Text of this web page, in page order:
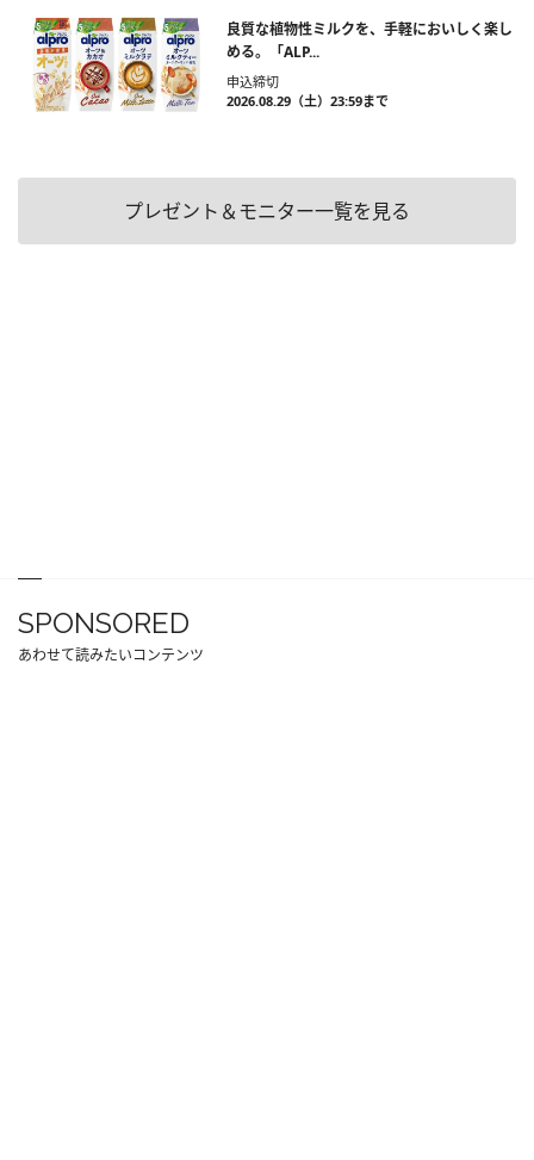
良質な植物性ミルクを、手軽においしく楽し
める。「ALP...
申込締切
2026.08.29（土）23:59まで
プレゼント＆モニター一覧を見る
SPONSORED
あわせて読みたいコンテンツ